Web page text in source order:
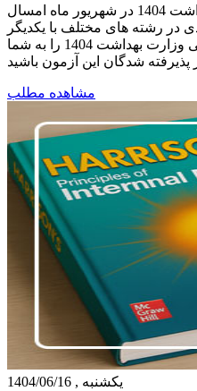
آزمون استخدامی وزارت بهداشت 1404 در شهریور ماه امسال
در رشته های مختلف با یکدیگر
رقابت می کنند. ما منابع استخدامی وزارت بهداشت 1404 را به شما
مشاهده مطلب
يكشنبه , 1404/06/16